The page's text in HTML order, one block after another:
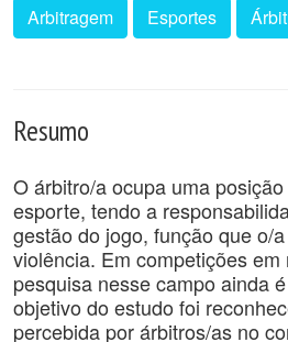
Arbitragem Esportes
Resumo
O árbitro/a ocupa uma
esporte, tendo a
gestão do jogo, função que o/
violência. Em competições
pesquisa nesse campo ainda
objetivo do estudo foi
percebida por árbitros/as no